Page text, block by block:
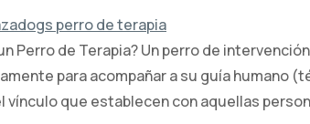
Perro de Terapia? Un perro de
para acompañar a su guía humano
vínculo que establecen con aquellas